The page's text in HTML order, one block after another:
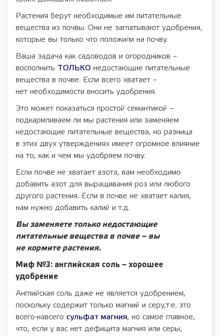
Растения берут необходимые им питательные
вещества из почвы. Они не заглатывают удобрения,
которые вы только что положили на почву.
Ваша задача как садоводов и огородников –
восполнить ТОЛЬКО недостающие питательные
вещества в почве. Если всего хватает –
нет необходимости вносить удобрения.
Это может показаться простой семантикой –
подкармливаем ли мы растения или заменяем
недостающие питательные вещества, но разница
в этих двух утверждениях имеет огромное влияние
на то, как и чем мы удобряем почву.
Если почве не хватает азота, вам необходимо
добавить азот для выращивания роз или любого
другого растения. Если в почве не хватает калия,
нам нужно добавить калий и т.д.
Вы заменяете только недостающие
питательные вещества в почве – вы
не кормите растения.
Миф №3: английская соль – хорошее
удобрение
Английская соль даже не является удобрением,
поскольку содержит только магний и серу,т.е. это
всего-навсего сульфат магния, но самое главное,
что, если у вас нет дефицита магния или серы,